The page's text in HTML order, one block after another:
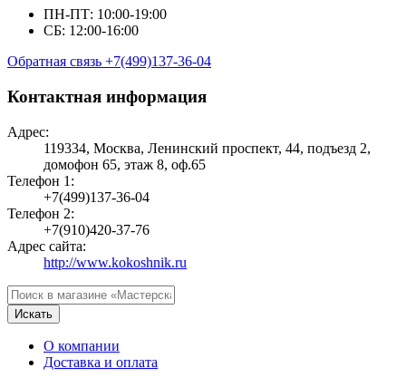
ПН-ПТ: 10:00-19:00
СБ: 12:00-16:00
Обратная связь +7(499)137-36-04
Контактная информация
Адрес:
119334, Москва, Ленинский проспект, 44, подъезд 2,
домофон 65, этаж 8, оф.65
Телефон 1:
+7(499)137-36-04
Телефон 2:
+7(910)420-37-76
Адрес сайта:
http://www.kokoshnik.ru
Искать
О компании
Доставка и оплата